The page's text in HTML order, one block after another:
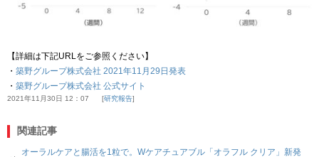
【詳細は下記URLをご参照ください】
・ 築野グループ株式会社 2021年11月29日発表
・ 築野グループ株式会社 公式サイト
2021年11月30日 12：07 研究報告
関連記事
オーラルケアと腸活を1粒で。Wケアチュアブル「オラフル クリア」新発